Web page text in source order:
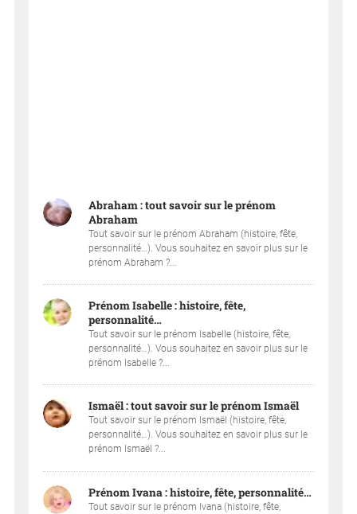
Abraham : tout savoir sur le prénom
Abraham
Tout savoir sur le prénom Abraham (histoire, fête,
personnalité…). Vous souhaitez en savoir plus sur le
prénom Abraham ?...
Prénom Isabelle : histoire, fête,
personnalité…
Tout savoir sur le prénom Isabelle (histoire, fête,
personnalité…). Vous souhaitez en savoir plus sur le
prénom Isabelle ?...
Ismaël : tout savoir sur le prénom Ismaël
Tout savoir sur le prénom Ismaël (histoire, fête,
personnalité…). Vous souhaitez en savoir plus sur le
prénom Ismaël ?...
Prénom Ivana : histoire, fête, personnalité…
Tout savoir sur le prénom Ivana (histoire, fête,